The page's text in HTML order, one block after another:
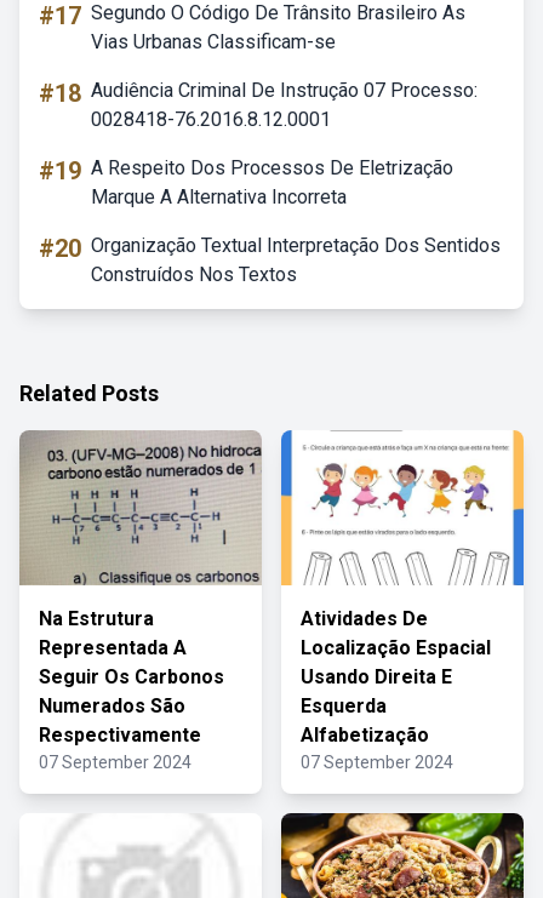
#17 Segundo O Código De Trânsito Brasileiro As
Vias Urbanas Classificam-se
#18 Audiência Criminal De Instrução 07 Processo:
0028418-76.2016.8.12.0001
#19 A Respeito Dos Processos De Eletrização
Marque A Alternativa Incorreta
#20 Organização Textual Interpretação Dos Sentidos
Construídos Nos Textos
Related Posts
Na Estrutura
Representada A
Seguir Os Carbonos
Numerados São
Respectivamente
07 September 2024
Atividades De
Localização Espacial
Usando Direita E
Esquerda
Alfabetização
07 September 2024